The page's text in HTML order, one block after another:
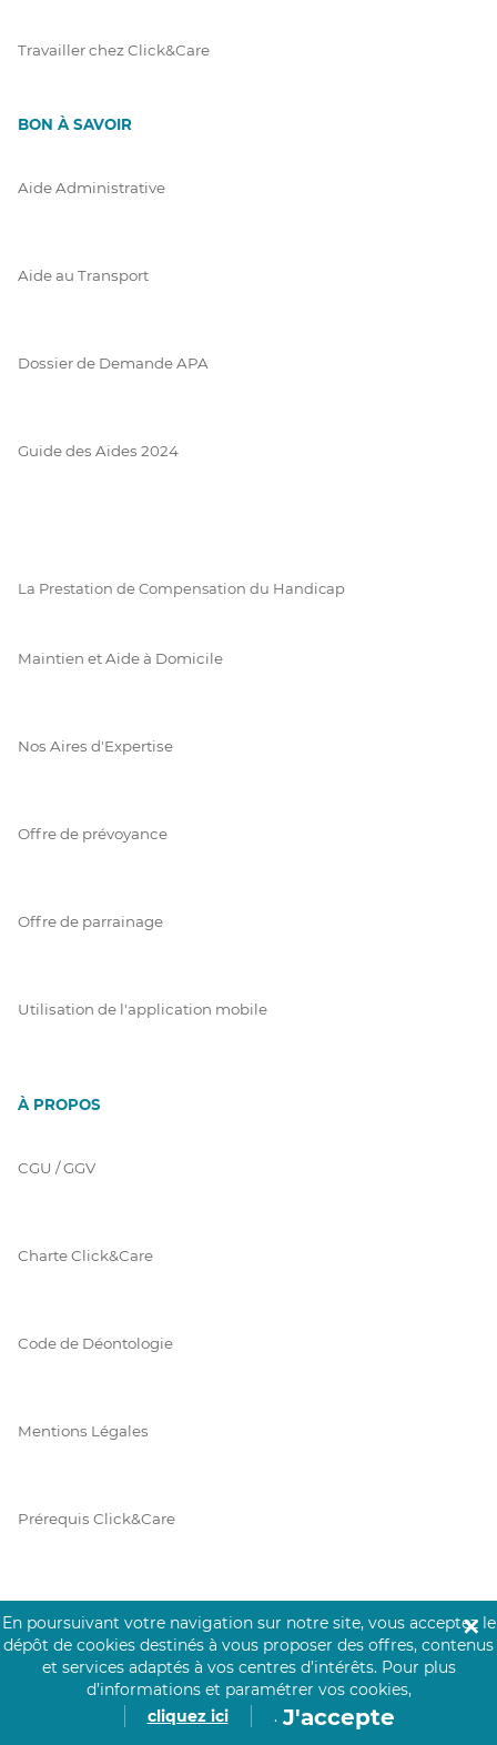
Travailler chez Click&Care
BON À SAVOIR
Aide Administrative
Aide au Transport
Dossier de Demande APA
Guide des Aides 2024
La Prestation de Compensation du Handicap
Maintien et Aide à Domicile
Nos Aires d'Expertise
Offre de prévoyance
Offre de parrainage
Utilisation de l'application mobile
À PROPOS
CGU / GGV
Charte Click&Care
Code de Déontologie
Mentions Légales
Prérequis Click&Care
Protection des Données
Vie Privée
En poursuivant votre navigation sur notre site, vous acceptez le
dépôt de cookies destinés à vous proposer des offres, contenus
et services adaptés à vos centres d’intérêts. Pour plus
d’informations et paramétrer vos cookies,
cliquez ici
. J'accepte
✕